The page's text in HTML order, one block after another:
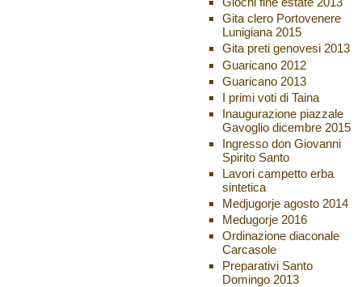
Gita clero Portovenere
Lunigiana 2015
Gita preti genovesi 2013
Guaricano 2012
Guaricano 2013
I primi voti di Taina
Inaugurazione piazzale
Gavoglio dicembre 2015
Ingresso don Giovanni
Spirito Santo
Lavori campetto erba
sintetica
Medjugorje agosto 2014
Medugorje 2016
Ordinazione diaconale
Carcasole
Preparativi Santo
Domingo 2013